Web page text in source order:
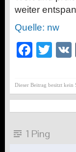
weiter
Quelle: nw
Dieser Beitrag besitzt kein
1 Ping